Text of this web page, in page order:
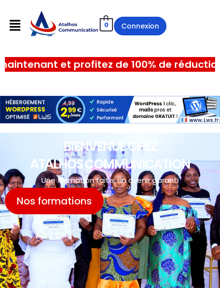
0 Connexion
de réduction sur les frais d'inscription.
BIENVENUE CHEZ
ATALHOS COMMUNICATION
Une formation faite, un avenir garanti
Nos formations